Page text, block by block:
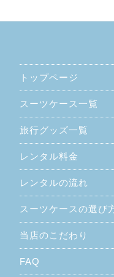
トップページ
スーツケース一覧
旅行グッズ一覧
レンタル料金
レンタルの流れ
スーツケースの選び
当店のこだわり
FAQ